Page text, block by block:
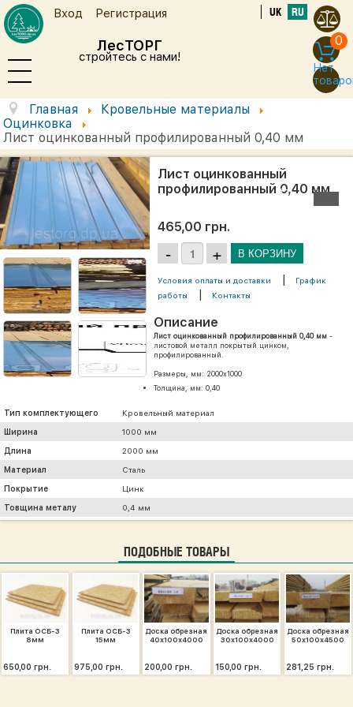
ЛесТОРГ
стройтесь с нами!
Вход Регистрация UK RU
0
Нет
Главная
Кровельные материалы
Оцинковка
Лист оцинкованный профилированный 0,40 мм
Лист оцинкованный
профилированный 0,40 мм
465,00 грн.
Условия оплаты и доставки |
График
работы
| Контакты
Описание
Лист оцинкованный профилированный 0,40 мм -
листовой металл покрытый цинком,
профилированный.
Размеры, мм: 2000х1000
Толщина, мм: 0,40
Тип комплектующего
Кровельный материал
Ширина
1000 мм
Длина
2000 мм
Материал
Сталь
Покрытие
Цинк
Товщина металу
0,4 мм
ПОДОБНЫЕ ТОВАРЫ
Плита ОСБ-3
8мм
650,00 грн.
Плита ОСБ-3
15мм
975,00 грн.
Доска обрезная
40х100х4000
200,00 грн.
Доска обрезная
30х100х4000
150,00 грн.
Доска обрезная
50х100х4500
281,25 грн.